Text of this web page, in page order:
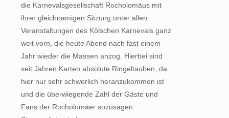
die Karnevalsgesellschaft Rocholomäus mit
ihrer gleichnamigen Sitzung unter allen
Veranstaltungen des Kölschen Karnevals ganz
weit vorn, die heute Abend nach fast einem
Jahr wieder die Massen anzog. Hierbei sind
seit Jahren Karten absolute Ringeltauben, da
hier nur sehr schwerlich heranzukommen ist
und die überwiegende Zahl der Gäste und
Fans der Rocholomäer sozusagen